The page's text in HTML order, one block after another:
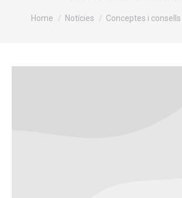
You are here:
Home Notícies Conceptes i consells